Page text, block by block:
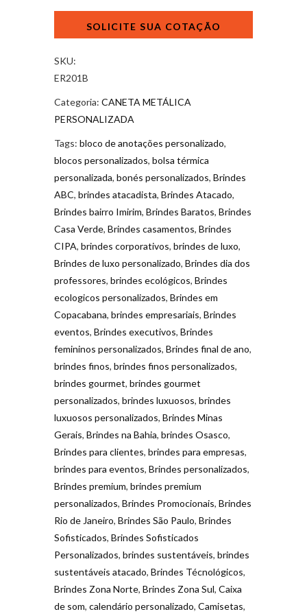
Metálica
SKU:
ER201B
Categoria: CANETA METÁLICA
PERSONALIZADA
Tags: bloco de anotações personalizado,
blocos personalizados, bolsa térmica
personalizada, bonés personalizados, Brindes
ABC, brindes atacadista, Brindes Atacado,
Brindes bairro Imirim, Brindes Baratos, Brindes
Casa Verde, Brindes casamentos, Brindes
CIPA, brindes corporativos, brindes de luxo,
Brindes de luxo personalizado, Brindes dia dos
professores, brindes ecológicos, Brindes
ecologicos personalizados, Brindes em
Copacabana, brindes empresariais, Brindes
eventos, Brindes executivos, Brindes
femininos personalizados, Brindes final de ano,
brindes finos, brindes finos personalizados,
brindes gourmet, brindes gourmet
personalizados, brindes luxuosos, brindes
luxuosos personalizados, Brindes Minas
Gerais, Brindes na Bahia, brindes Osasco,
Brindes para clientes, brindes para empresas,
brindes para eventos, Brindes personalizados,
Brindes premium, brindes premium
personalizados, Brindes Promocionais, Brindes
Rio de Janeiro, Brindes São Paulo, Brindes
Sofisticados, Brindes Sofisticados
Personalizados, brindes sustentáveis, brindes
sustentáveis atacado, Brindes Técnológicos,
Brindes Zona Norte, Brindes Zona Sul, Caixa
de som, calendário personalizado, Camisetas,